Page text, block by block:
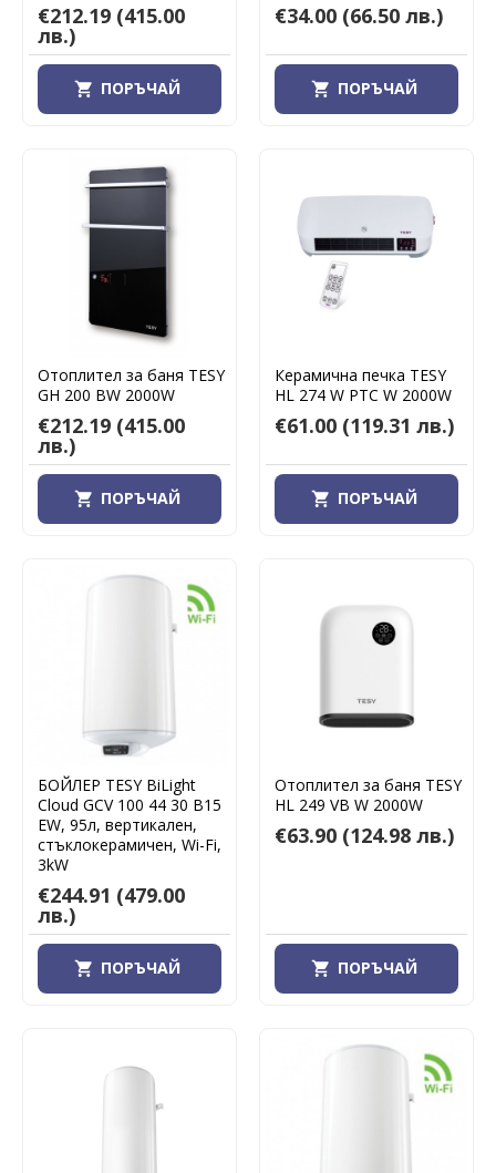
€212.19 (415.00
лв.)
ПОРЪЧАЙ
€34.00 (66.50 лв.)
ПОРЪЧАЙ
Отоплител за баня TESY
GH 200 BW 2000W
€212.19 (415.00
лв.)
ПОРЪЧАЙ
Керамична печка TESY
HL 274 W PTC W 2000W
€61.00 (119.31 лв.)
ПОРЪЧАЙ
БОЙЛЕР TESY BiLight
Cloud GCV 100 44 30 B15
EW, 95л, вертикален,
стъклокерамичен, Wi-Fi,
3kW
€244.91 (479.00
лв.)
ПОРЪЧАЙ
Отоплител за баня TESY
HL 249 VB W 2000W
€63.90 (124.98 лв.)
ПОРЪЧАЙ